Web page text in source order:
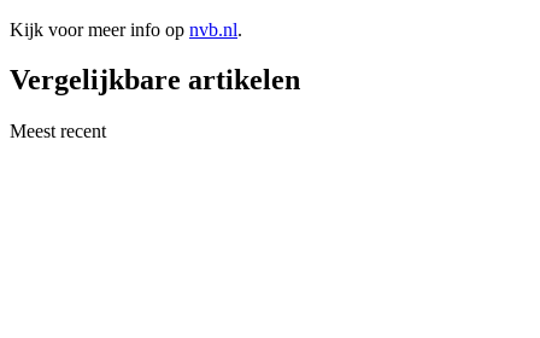
Kijk voor meer info op nvb.nl.
Vergelijkbare artikelen
Meest recent